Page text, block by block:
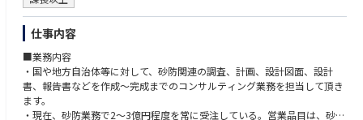
る。​
・プロセス自動化（Power Automate）：ワークフローやタスクを自動化
する。​
例: 新規顧客登録時に、顧客情報をSharePointに記録し、Teamsで通知
を送るフローを構築。​
・市民開発支援：COEの立ち上げや教育など、市民開発推進のための支援
を実施する。​
例：トレーニングやワークショップの実施​
・Microsoft製品に関する最新の知識
・顧客のプロセスと問題の理解とコミュニケーション能力
・チームおよび個人での作業能力
・強力なコミュニケーションスキル
・グローバルチームとのプロジェクト作業経験
仕事内容
■業務内容
・国や地方自治体等に対して、砂防関連の調査、計画、設計図面、設計
書、報告書などを作成～完成までのコンサルティング業務を担当して頂き
ます。
・現在、砂防業務で2～3億円程度を常に受注している。営業品目は、砂防